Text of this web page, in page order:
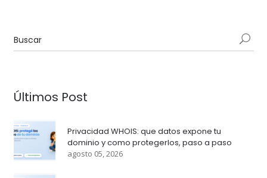
Últimos Post
Privacidad WHOIS: que datos expone tu
dominio y como protegerlos, paso a paso
agosto 05, 2026